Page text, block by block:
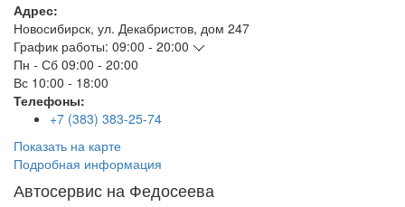
Адрес:
Новосибирск, ул. Декабристов, дом 247
График работы: 09:00 - 20:00
Пн - Сб 09:00 - 20:00
Вс 10:00 - 18:00
Телефоны:
+7 (383) 383-25-74
Показать на карте
Подробная информация
Автосервис на Федосеева